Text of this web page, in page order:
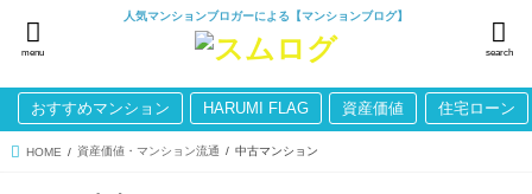
人気マンションブロガーによる【マンションブログ】
search
menu
おすすめマンション HARUMI FLAG 資産価値 住宅ローン
HOME 資産価値・マンション流通 中古マンション